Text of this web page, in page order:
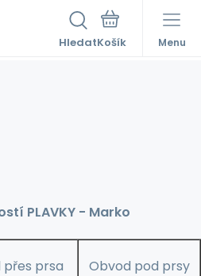
Hledat Menu
PLAVKY - Marko
přes prsa Obvod pod prsy